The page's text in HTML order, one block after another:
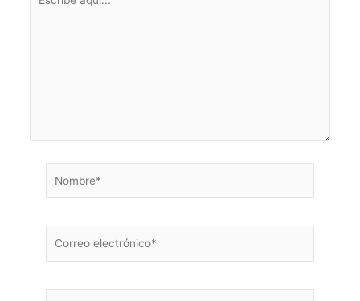
aquí...
electrónico*